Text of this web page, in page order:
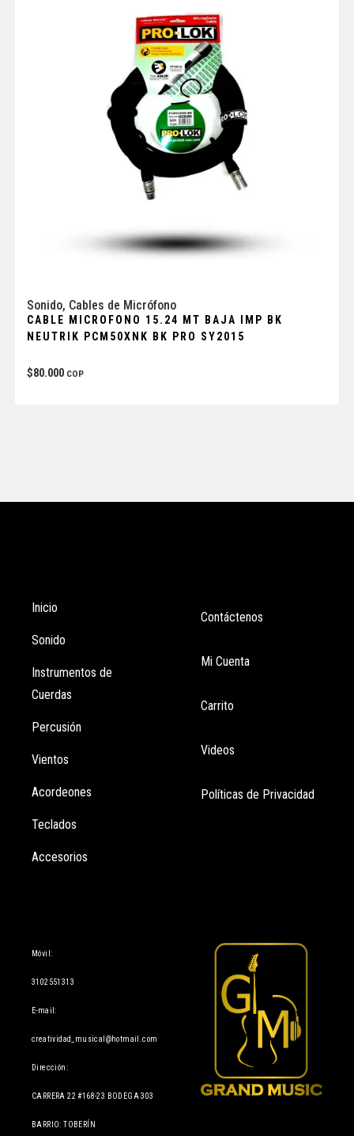
Sonido, Cables de Micrófono
CABLE MICROFONO 15.24 MT BAJA IMP BK
NEUTRIK PCM50XNK BK PRO SY2015
$80.000 COP
Inicio
Sonido
Instrumentos de
Cuerdas
Percusión
Vientos
Acordeones
Teclados
Accesorios
Contáctenos
Mi Cuenta
Carrito
Videos
Políticas de Privacidad
Móvil:
3102551313
E-mail:
creatividad_musical@hotmail.com
Dirección:
CARRERA 22 #168-23 BODEGA 303
BARRIO: TOBERÍN